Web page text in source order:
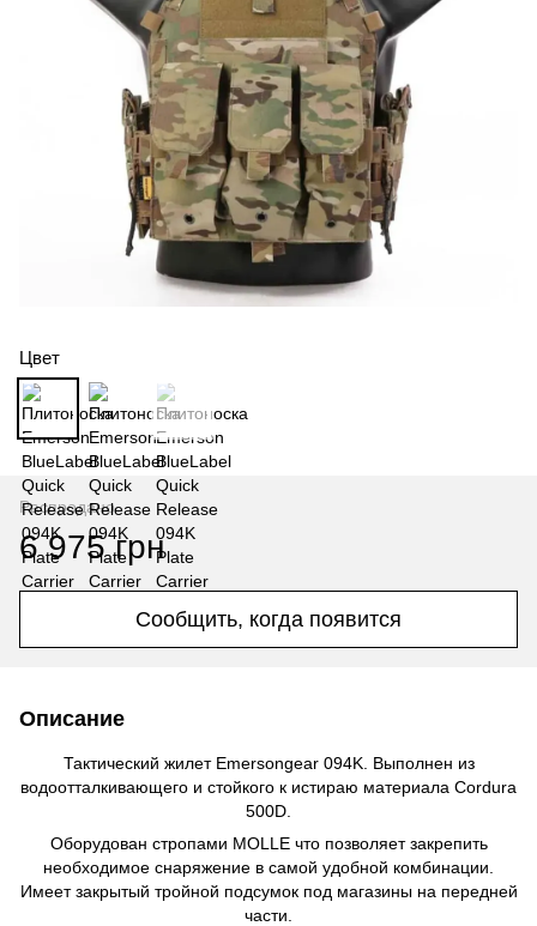
Цвет
Распродано
6 975 грн
Сообщить, когда появится
Описание
Тактический жилет Emersongear 094K. Выполнен из
водоотталкивающего и стойкого к истираю материала Cordura
500D.
Оборудован стропами MOLLE что позволяет закрепить
необходимое снаряжение в самой удобной комбинации.
Имеет закрытый тройной подсумок под магазины на передней
части.